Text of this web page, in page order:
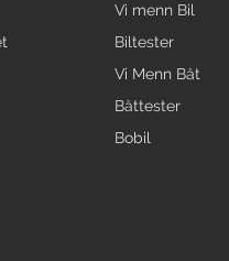
Vi menn Bil
Biltester
Vi Menn Båt
Båttester
Bobil